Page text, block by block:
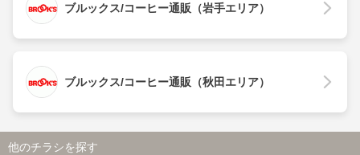
ブルックス/コーヒー通販（岩手エリア）
ブルックス/コーヒー通販（秋田エリア）
他のチラシを探す